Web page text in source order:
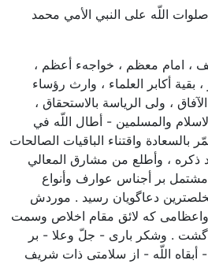
اللّه على النبي الأمي محمد
، امام معظم ، خواجهء أعظم ،
بقية أكابر العلماء ، وارث رؤساء
، ولى الرياسة بالاستحقاق ،
والمسلمين - أطال اللّه في
واقتناء الباقيات الصالحات
ذكره ، وأطلع من مشارق المعالي
بر أجناس عوارف وأنواع
دعاگويان رسيد . موردش
واعظامى كه لائق مقام اخلاص وسمت
. وشكر بارى - جلّ وعلا - بر
- أبقاه اللّه - از سلامتى ذات شريف